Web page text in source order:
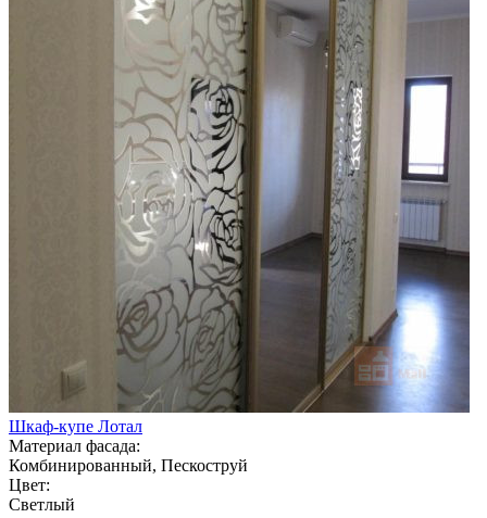
Шкаф-купе Лотал
Материал фасада:
Комбинированный, Пескоструй
Цвет:
Светлый